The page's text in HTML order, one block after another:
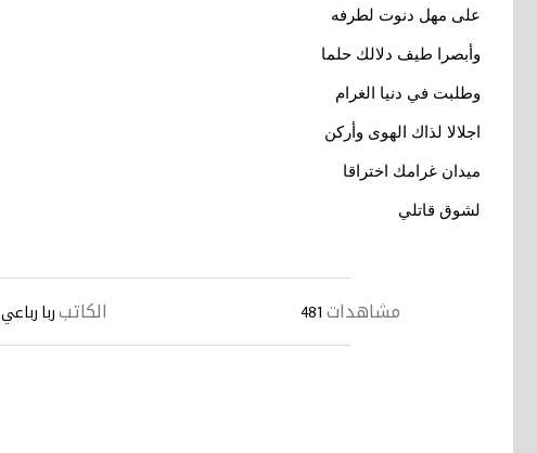
على مهل دنوت لطرفه
وأبصرا طيف دلالك حلما
وطلبت في دنيا الغرام
اجلالا لذاك الهوى وأركن
ميدان غرامك اختراقا
لشوق قاتلي
مشاهدات 481 الكاتب ربا رباعي